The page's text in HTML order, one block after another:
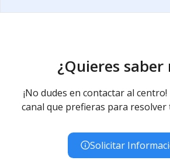
¿Quieres saber
¡No dudes en contactar al
canal que prefieras para resolver
Solicitar